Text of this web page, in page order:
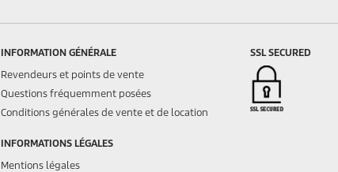
INFORMATION GÉNÉRALE
Revendeurs et points de vente
Questions fréquemment posées
Conditions générales de vente et de location
INFORMATIONS LÉGALES
Mentions légales
SSL SECURED